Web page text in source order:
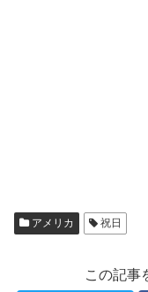
アメリカ 祝日
この記事